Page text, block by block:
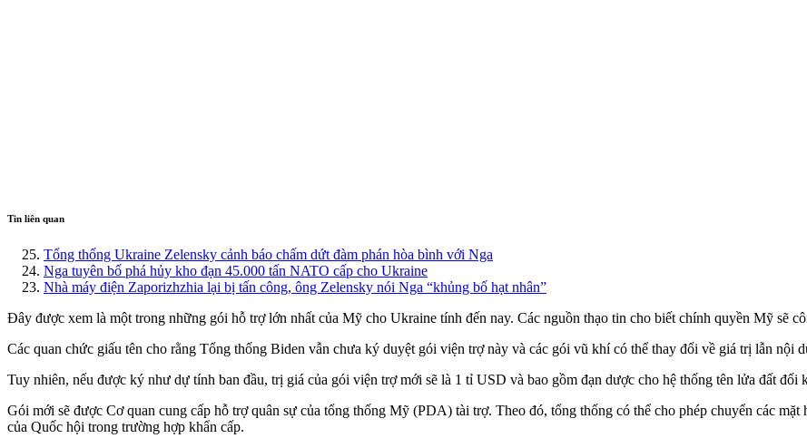
Tin liên quan
Tổng thống Ukraine Zelensky cảnh báo chấm dứt đàm phán hòa bình với Nga
Nga tuyên bố phá hủy kho đạn 45.000 tấn NATO cấp cho Ukraine
Nhà máy điện Zaporizhzhia lại bị tấn công, ông Zelensky nói Nga “khủng bố hạt nhân”
Đây được xem là một trong những gói hỗ trợ lớn nhất của Mỹ cho Ukraine tính đến nay. Các nguồn thạo tin cho biết chính quyền Mỹ sẽ
Các quan chức giấu tên cho rằng Tổng thống Biden vẫn chưa ký duyệt gói viện trợ này và các gói vũ khí có thể thay đổi về giá trị lẫn nội
Tuy nhiên, nếu được ký như dự tính ban đầu, trị giá của gói viện trợ mới sẽ là 1 tỉ USD và bao gồm đạn dược cho hệ thống tên lửa đất
Gói mới sẽ được Cơ quan cung cấp hỗ trợ quân sự của tổng thống Mỹ (PDA) tài trợ. Theo đó, tổng thống có thể cho phép chuyển các
của Quốc hội trong trường hợp khẩn cấp.